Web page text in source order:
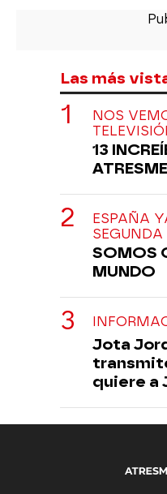
Las más
NOS
13
ESPAÑA
SEGUNDA
SOMOS
MUNDO
Jota
quiere a